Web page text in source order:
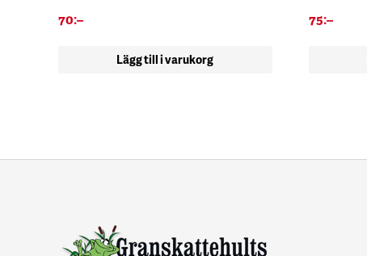
70:–
Lägg till i varukorg
75:–